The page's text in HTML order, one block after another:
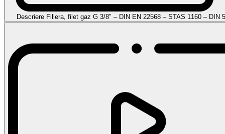
Descriere Filiera, filet gaz G 3/8″ – DIN EN 22568 – STAS 1160 – DIN